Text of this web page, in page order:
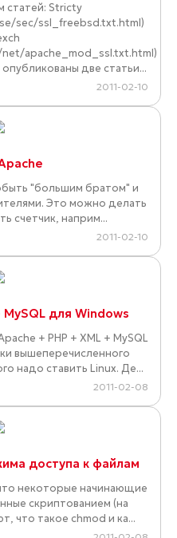
статей: Stricty
sec/ssl_freebsd.txt.html)
apache_mod_ssl.txt.html)
две статьи...
2011-02-10
"большим братом" и
Это можно делать
счетчик, наприм...
2011-02-10
MySQL для Windows
+ PHP + XML + MySQL
вышеперечисленного
надо ставить Linux. Де...
2011-02-08
доступа к файлам
некоторые начинающие
скриптованием (на
что такое chmod и ка...